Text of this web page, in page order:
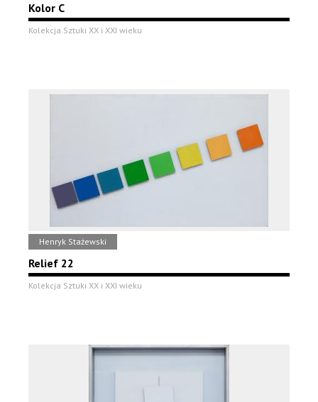
Kolor C
Kolekcja Sztuki XX i XXI wieku
Henryk Stażewski
Relief 22
Kolekcja Sztuki XX i XXI wieku